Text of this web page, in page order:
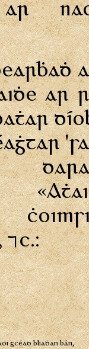
ar
&c.:
gcéad bliaḋan bán,